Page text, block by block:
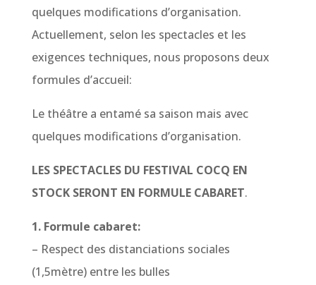
quelques modifications d’organisation.
Actuellement, selon les spectacles et les
exigences techniques, nous proposons deux
formules d’accueil:
Le théâtre a entamé sa saison mais avec
quelques modifications d’organisation.
LES SPECTACLES DU FESTIVAL COCQ EN
STOCK SERONT EN FORMULE CABARET.
1. Formule cabaret:
– Respect des distanciations sociales
(1,5mètre) entre les bulles